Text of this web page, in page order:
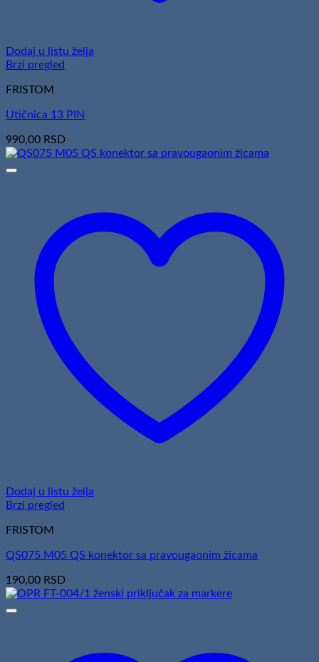
Dodaj u listu želja
Brzi pregled
FRISTOM
Utičnica 13 PIN
990,00 RSD
Dodaj u listu želja
Brzi pregled
FRISTOM
QS075 M05 QS konektor sa pravougaonim žicama
190,00 RSD